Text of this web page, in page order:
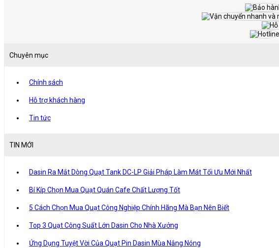
Chuyên mục
Chính sách
Hỗ trợ khách hàng
Tin tức
TIN MỚI
Dasin Ra Mắt Dòng Quạt Tank DC-LP Giải Pháp Làm Mát Tối Ưu Mới Nhất
Bí Kíp Chọn Mua Quạt Quán Cafe Chất Lượng Tốt
5 Cách Chọn Mua Quạt Công Nghiệp Chính Hãng Mà Bạn Nên Biết
Top 3 Quạt Công Suất Lớn Dasin Cho Nhà Xưởng
Ứng Dụng Tuyệt Vời Của Quạt Pin Dasin Mùa Nắng Nóng